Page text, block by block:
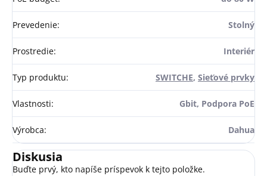
Prevedenie: Stolný
Prostredie: Interiér
Typ produktu: SWITCHE, Sieťové prvky
Vlastnosti: Gbit, Podpora PoE
Výrobca: Dahua
Diskusia
Buďte prvý, kto napíše príspevok k tejto položke.